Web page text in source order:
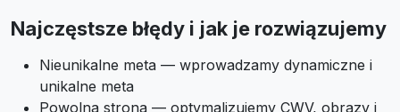
Najczęstsze błędy i jak je rozwiązujemy
Nieunikalne meta — wprowadzamy dynamiczne i
unikalne meta
Powolna strona — optymalizujemy CWV, obrazy i